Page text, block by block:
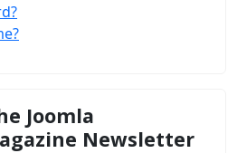
Joomla
Newsletter